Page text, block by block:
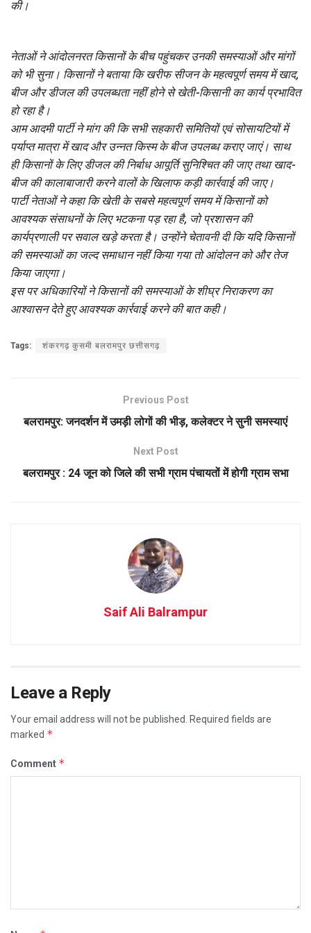
की।
नेताओं ने आंदोलनरत किसानों के बीच पहुंचकर उनकी समस्याओं और मांगों
को भी सुना। किसानों ने बताया कि खरीफ सीजन के महत्वपूर्ण समय में खाद,
बीज और डीजल की उपलब्धता नहीं होने से खेती-किसानी का कार्य प्रभावित
हो रहा है।
आम आदमी पार्टी ने मांग की कि सभी सहकारी समितियों एवं सोसायटियों में
पर्याप्त मात्रा में खाद और उन्नत किस्म के बीज उपलब्ध कराए जाएं। साथ
ही किसानों के लिए डीजल की निर्बाध आपूर्ति सुनिश्चित की जाए तथा खाद-
बीज की कालाबाजारी करने वालों के खिलाफ कड़ी कार्रवाई की जाए।
पार्टी नेताओं ने कहा कि खेती के सबसे महत्वपूर्ण समय में किसानों को
आवश्यक संसाधनों के लिए भटकना पड़ रहा है, जो प्रशासन की
कार्यप्रणाली पर सवाल खड़े करता है। उन्होंने चेतावनी दी कि यदि किसानों
की समस्याओं का जल्द समाधान नहीं किया गया तो आंदोलन को और तेज
किया जाएगा।
इस पर अधिकारियों ने किसानों की समस्याओं के शीघ्र निराकरण का
आश्वासन देते हुए आवश्यक कार्रवाई करने की बात कही।
Tags: शंकरगढ़ कुसमी बलरामपुर छत्तीसगढ़
Previous Post
बलरामपुर: जनदर्शन में उमड़ी लोगों की भीड़, कलेक्टर ने सुनी समस्याएं
Next Post
बलरामपुर : 24 जून को जिले की सभी ग्राम पंचायतों में होगी ग्राम सभा
Saif Ali Balrampur
Leave a Reply
Your email address will not be published. Required fields are
marked *
Comment *